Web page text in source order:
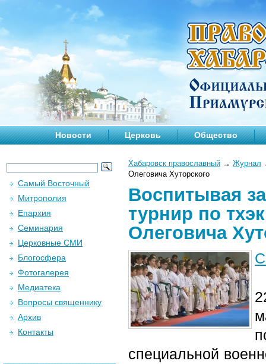
Новости Церковь Общество
Хабаровск православный → Журнал
Олеговича Хуторского
Воспитывая
турнир по
Олеговича
специальной
Самый Восточный
Митрополия
Епархия
Семинария
Церковные СМИ
Блогосфера
Фотогалерея
Медиатека
Вопросы священнику
Архив
Контакты